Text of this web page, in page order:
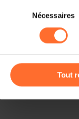
Il est précisé que
cas de refus de
gauche de chaque
consentement
Nécessaires
Tout